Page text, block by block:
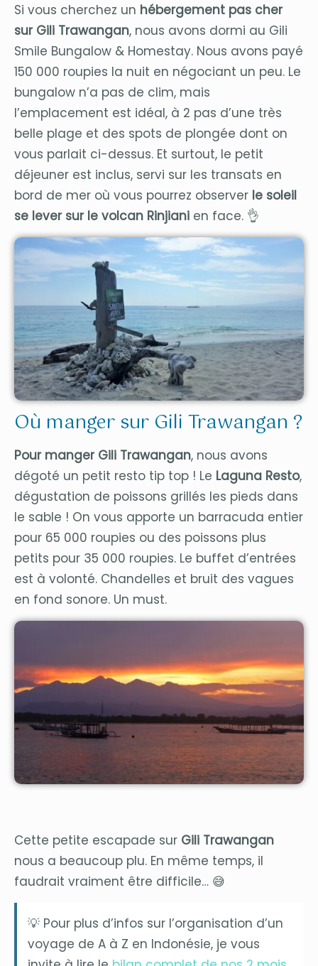
Si vous cherchez un hébergement pas cher
sur Gili Trawangan, nous avons dormi au Gili
Smile Bungalow & Homestay. Nous avons payé
150 000 roupies la nuit en négociant un peu. Le
bungalow n’a pas de clim, mais
l’emplacement est idéal, à 2 pas d’une très
belle plage et des spots de plongée dont on
vous parlait ci-dessus. Et surtout, le petit
déjeuner est inclus, servi sur les transats en
bord de mer où vous pourrez observer le soleil
se lever sur le volcan Rinjiani en face. 👌
Où manger sur Gili Trawangan ?
Pour manger Gili Trawangan, nous avons
dégoté un petit resto tip top ! Le Laguna Resto,
dégustation de poissons grillés les pieds dans
le sable ! On vous apporte un barracuda entier
pour 65 000 roupies ou des poissons plus
petits pour 35 000 roupies. Le buffet d’entrées
est à volonté. Chandelles et bruit des vagues
en fond sonore. Un must.
Cette petite escapade sur Gili Trawangan
nous a beaucoup plu. En même temps, il
faudrait vraiment être difficile… 😅
💡 Pour plus d’infos sur l’organisation d’un
voyage de A à Z en Indonésie, je vous